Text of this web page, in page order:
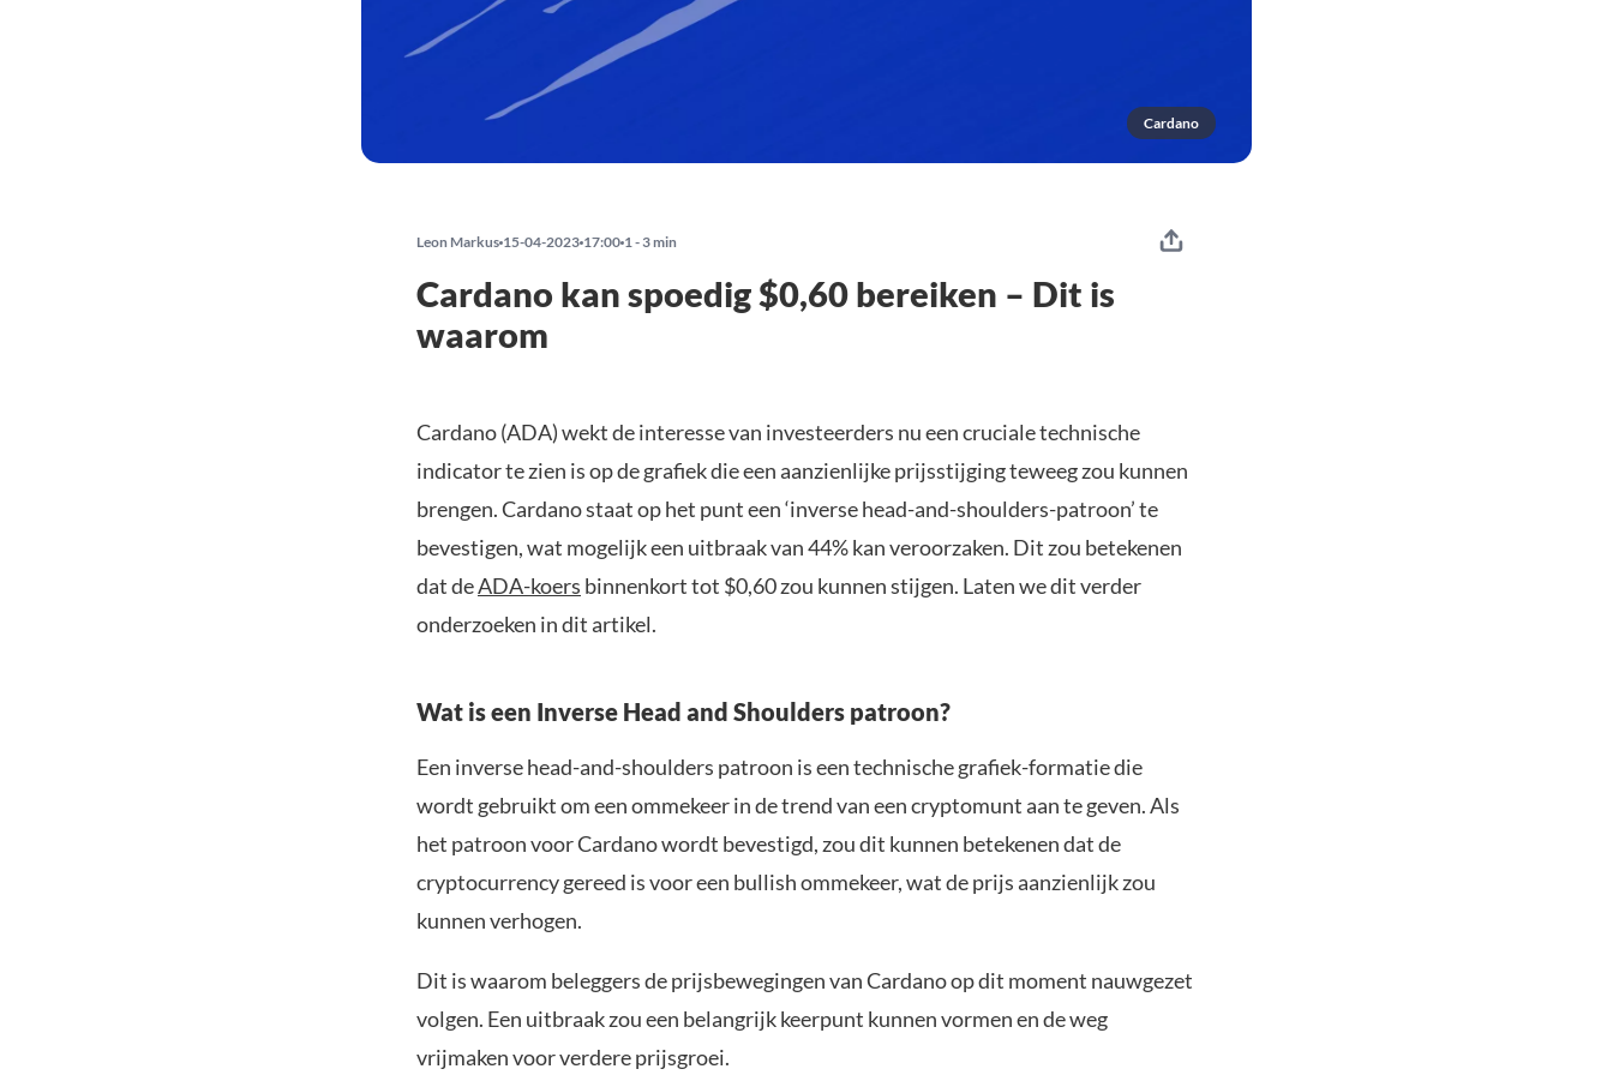
Cardano
Leon Markus 15-04-2023 17:00 1 - 3 min
Cardano kan spoedig $0,60 bereiken – Dit is
waarom
Cardano (ADA) wekt de interesse van investeerders nu een cruciale technische
indicator te zien is op de grafiek die een aanzienlijke prijsstijging teweeg zou kunnen
brengen. Cardano staat op het punt een ‘inverse head-and-shoulders-patroon’ te
bevestigen, wat mogelijk een uitbraak van 44% kan veroorzaken. Dit zou betekenen
dat deADA-koers binnenkort tot $0,60 zou kunnen stijgen. Laten we dit verder
onderzoeken in dit artikel.
Wat is een Inverse Head and Shoulders patroon?
Een inverse head-and-shoulders patroon is een technische grafiek-formatie die
wordt gebruikt om een ommekeer in de trend van een cryptomunt aan te geven. Als
het patroon voor Cardano wordt bevestigd, zou dit kunnen betekenen dat de
cryptocurrency gereed is voor een bullish ommekeer, wat de prijs aanzienlijk zou
kunnen verhogen.
Dit is waarom beleggers de prijsbewegingen van Cardano op dit moment nauwgezet
volgen. Een uitbraak zou een belangrijk keerpunt kunnen vormen en de weg
vrijmaken voor verdere prijsgroei.